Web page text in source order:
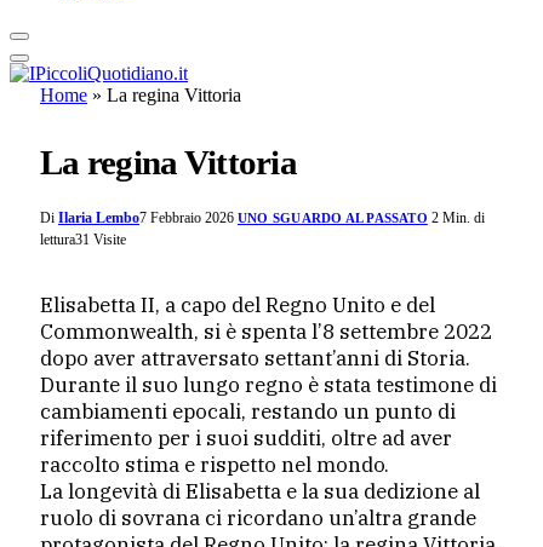
Home » La regina Vittoria
La regina Vittoria
Di Ilaria Lembo7 Febbraio 2026 UNO SGUARDO AL PASSATO 2 Min. di
lettura31 Visite
Elisabetta II, a capo del Regno Unito e del
Commonwealth, si è spenta l’8 settembre 2022
dopo aver attraversato settant’anni di Storia.
Durante il suo lungo regno è stata testimone di
cambiamenti epocali, restando un punto di
riferimento per i suoi sudditi, oltre ad aver
raccolto stima e rispetto nel mondo.
La longevità di Elisabetta e la sua dedizione al
ruolo di sovrana ci ricordano un’altra grande